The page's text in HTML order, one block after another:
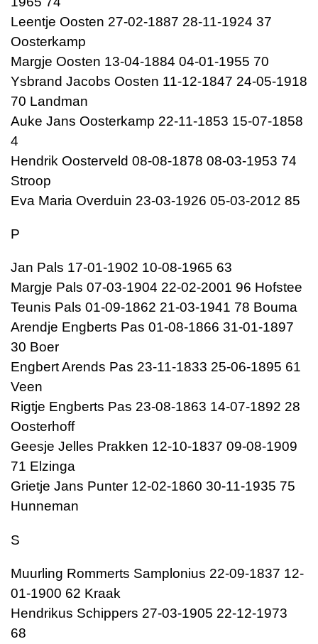
Leentje Oosten 27-02-1887 28-11-1924 37
Oosterkamp
Margje Oosten 13-04-1884 04-01-1955 70
Ysbrand Jacobs Oosten 11-12-1847 24-05-1918
70 Landman
Auke Jans Oosterkamp 22-11-1853 15-07-1858
4
Hendrik Oosterveld 08-08-1878 08-03-1953 74
Stroop
Eva Maria Overduin 23-03-1926 05-03-2012 85
P
Jan Pals 17-01-1902 10-08-1965 63
Margje Pals 07-03-1904 22-02-2001 96 Hofstee
Teunis Pals 01-09-1862 21-03-1941 78 Bouma
Arendje Engberts Pas 01-08-1866 31-01-1897
30 Boer
Engbert Arends Pas 23-11-1833 25-06-1895 61
Veen
Rigtje Engberts Pas 23-08-1863 14-07-1892 28
Oosterhoff
Geesje Jelles Prakken 12-10-1837 09-08-1909
71 Elzinga
Grietje Jans Punter 12-02-1860 30-11-1935 75
Hunneman
S
Muurling Rommerts Samplonius 22-09-1837 12-
01-1900 62 Kraak
Hendrikus Schippers 27-03-1905 22-12-1973
68